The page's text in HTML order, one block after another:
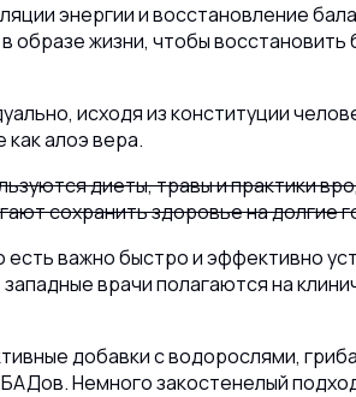
энергии и восстановление
жизни, чтобы восстановить
исходя из конституции
алоэ вера.
диеты, травы и практики
сохранить здоровье на долгие
важно быстро и эффективно
врачи полагаются на
добавки с водорослями,
Немного закостенелый